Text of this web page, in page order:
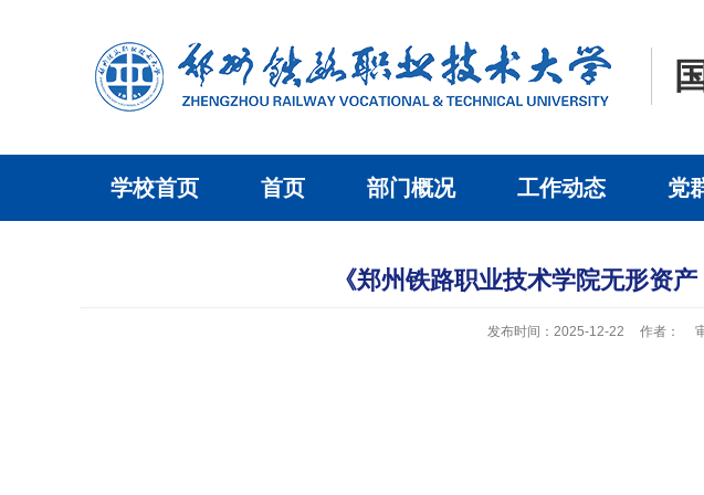
学校首页 首页 部门概况 工作动态 党
《郑州铁路职业技术学院无形资
发布时间：2025-12-22 作者：